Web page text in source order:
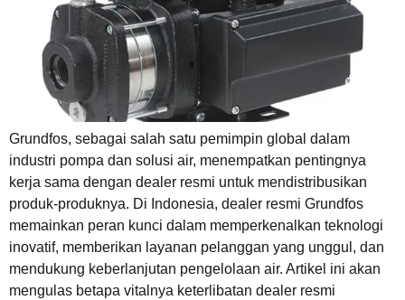
Grundfos, sebagai salah satu pemimpin global dalam
industri pompa dan solusi air, menempatkan pentingnya
kerja sama dengan dealer resmi untuk mendistribusikan
produk-produknya. Di Indonesia, dealer resmi Grundfos
memainkan peran kunci dalam memperkenalkan teknologi
inovatif, memberikan layanan pelanggan yang unggul, dan
mendukung keberlanjutan pengelolaan air. Artikel ini akan
mengulas betapa vitalnya keterlibatan dealer resmi